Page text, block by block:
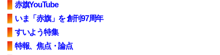
赤旗YouTube
いま「赤旗」を 創刊97周年
すいよう特集
特報、焦点・論点